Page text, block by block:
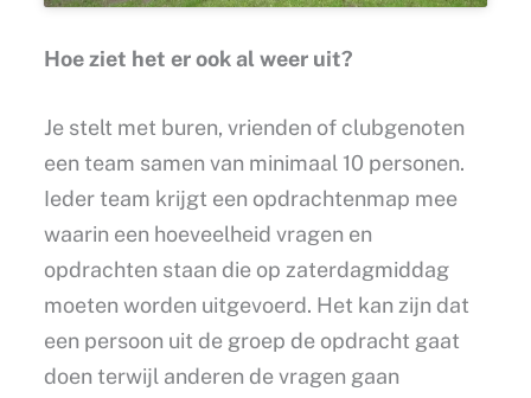
Hoe ziet het er ook al weer uit?
Je stelt met buren, vrienden of clubgenoten
een team samen van minimaal 10 personen.
Ieder team krijgt een opdrachtenmap mee
waarin een hoeveelheid vragen en
opdrachten staan die op zaterdagmiddag
moeten worden uitgevoerd. Het kan zijn dat
een persoon uit de groep de opdracht gaat
doen terwijl anderen de vragen gaan